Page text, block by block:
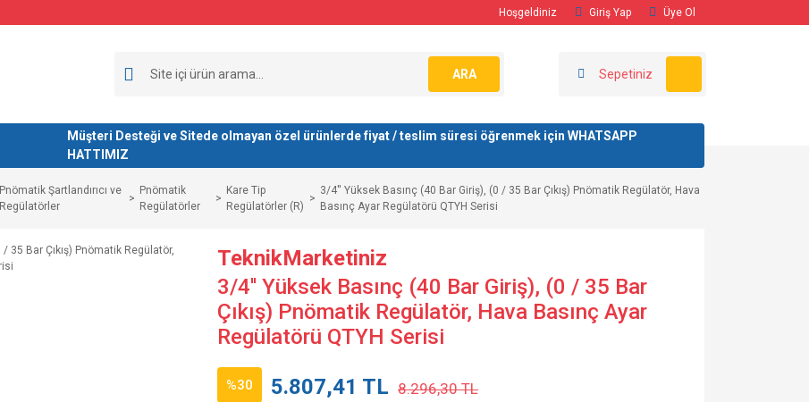
Hoşgeldiniz Giriş Yap Üye Ol
ARA Sepetiniz
Müşteri Desteği ve Sitede olmayan özel ürünlerde fiyat / teslim süresi öğrenmek için WHATSAPP
HATTIMIZ
Pnömatik Şartlandırıcı ve
Regülatörler
Pnömatik
Regülatörler
Kare Tip
Regülatörler (R)
3/4'' Yüksek Basınç (40 Bar Giriş), (0 / 35 Bar Çıkış) Pnömatik Regülatör, Hava
Basınç Ayar Regülatörü QTYH Serisi
TeknikMarketiniz
3/4'' Yüksek Basınç (40 Bar Giriş), (0 / 35 Bar
Çıkış) Pnömatik Regülatör, Hava Basınç Ayar
Regülatörü QTYH Serisi
%30 5.807,41 TL 8.296,30 TL